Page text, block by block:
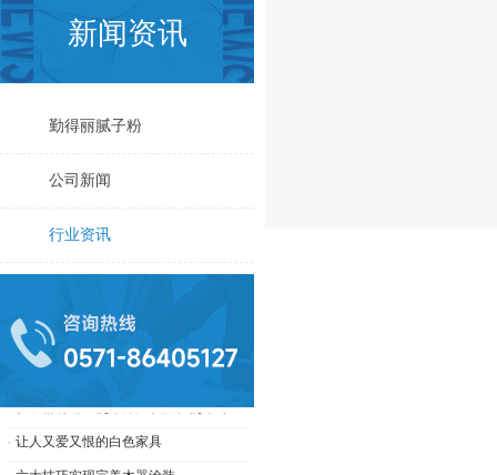
新闻资讯
勤得丽腻子粉
公司新闻
行业资讯
杭州腻子粉应用广泛，刷墙要讲究技巧
腻子粉的使用方法及注意事项
勤得丽腻子粉的优势与作用
让人又爱又恨的白色家具
六大技巧实现完美木器涂装